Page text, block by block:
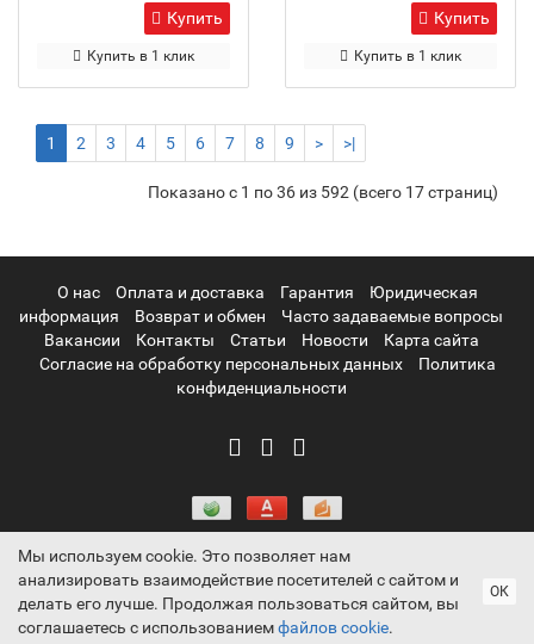
Купить
Купить в 1 клик
Купить
Купить в 1 клик
1 2 3 4 5 6 7 8 9 > >|
Показано с 1 по 36 из 592 (всего 17 страниц)
О нас Оплата и доставка Гарантия
Юридическая
информация
Возврат и обмен
Часто задаваемые вопросы
Вакансии
Контакты Статьи Новости
Карта сайта
Согласие на обработку персональных данных
Политика
конфиденциальности
Информация на сайте носит ознакомительный характер и не
является публичной офертой, определяемой положениями
статьи 437 Гражданского кодекса РФ ProtectAuto © 2011-2026
Мы используем cookie. Это позволяет нам
анализировать взаимодействие посетителей с сайтом и
делать его лучше. Продолжая пользоваться сайтом, вы
соглашаетесь с использованиемфайлов cookie.
ОК